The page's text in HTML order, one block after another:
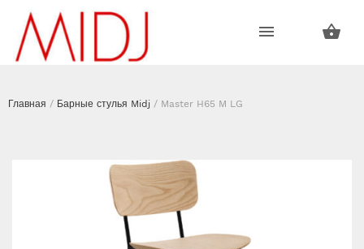
Пропустить
навигацию
Пропустить
контент
Главная / Барные стулья Midj / Master H65 M LG